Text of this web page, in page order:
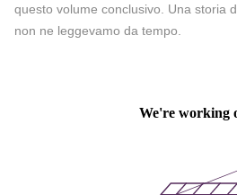
questo volume conclusivo. Una storia
non ne leggevamo da tempo.